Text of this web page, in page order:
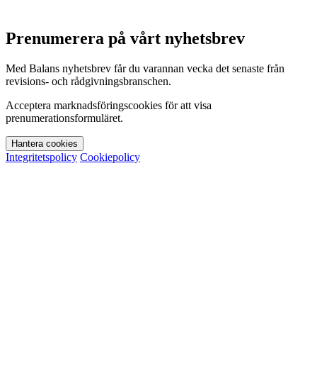
Prenumerera på vårt nyhetsbrev
Med Balans nyhetsbrev får du varannan vecka det senaste från
revisions- och rådgivningsbranschen.
Acceptera marknadsföringscookies för att visa
prenumerationsformuläret.
Hantera cookies
Integritetspolicy Cookiepolicy